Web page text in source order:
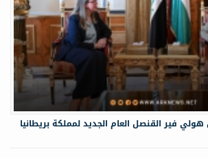
فير القنصل العام الجديد لمملكة بريطانيا